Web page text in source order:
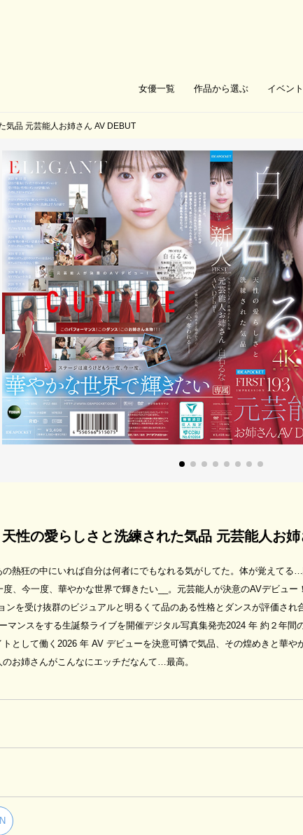
女優一覧 作品から選ぶ イベント
気品 元芸能人お姉さん AV DEBUT
性の愛らしさと洗練された気品 元芸能人お
熱狂の中にいれば自分は何者にでもなれる気がしてた。体が覚えて
、今一度、華やかな世界で輝きたい__。元芸能人が決意のAVデビュ
ンを受け抜群のビジュアルと明るくて品のある性格とダンスが評価さ
マンスをする生誕祭ライブを開催デジタル写真集発売2024 年 約２年
として働く2026 年 AV デビューを決意可憐で気品、その煌めきと華
お姉さんがこんなにエッチだなんて…最高。